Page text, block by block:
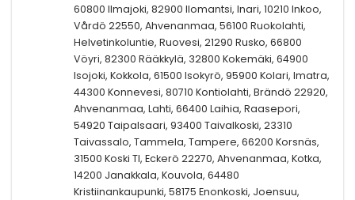
60800 Ilmajoki, 82900 Ilomantsi, Inari, 10210 Inkoo,
Vårdö 22550, Ahvenanmaa, 56100 Ruokolahti,
Helvetinkoluntie, Ruovesi, 21290 Rusko, 66800
Vöyri, 82300 Rääkkylä, 32800 Kokemäki, 64900
Isojoki, Kokkola, 61500 Isokyrö, 95900 Kolari, Imatra,
44300 Konnevesi, 80710 Kontiolahti, Brändö 22920,
Ahvenanmaa, Lahti, 66400 Laihia, Raasepori,
54920 Taipalsaari, 93400 Taivalkoski, 23310
Taivassalo, Tammela, Tampere, 66200 Korsnäs,
31500 Koski Tl, Eckerö 22270, Ahvenanmaa, Kotka,
14200 Janakkala, Kouvola, 64480
Kristiinankaupunki, 58175 Enonkoski, Joensuu,